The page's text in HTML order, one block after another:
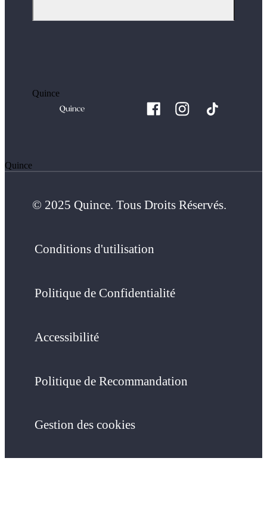
Quince
Quince
© 2025 Quince. Tous Droits Réservés.
Conditions d'utilisation
Politique de Confidentialité
Accessibilité
Politique de Recommandation
Gestion des cookies